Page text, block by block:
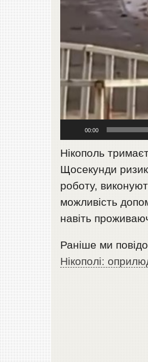
00:00
Нікополь
Щосекунди
роботу,
можливість
навіть
Раніше ми
Нікополі: